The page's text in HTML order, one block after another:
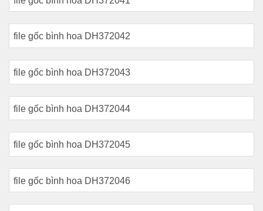
file gốc bình hoa DH372042
file gốc bình hoa DH372043
file gốc bình hoa DH372044
file gốc bình hoa DH372045
file gốc bình hoa DH372046